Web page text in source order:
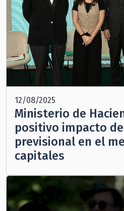
12/08/2025
Ministerio de
positivo impacto
previsional en el
capitales